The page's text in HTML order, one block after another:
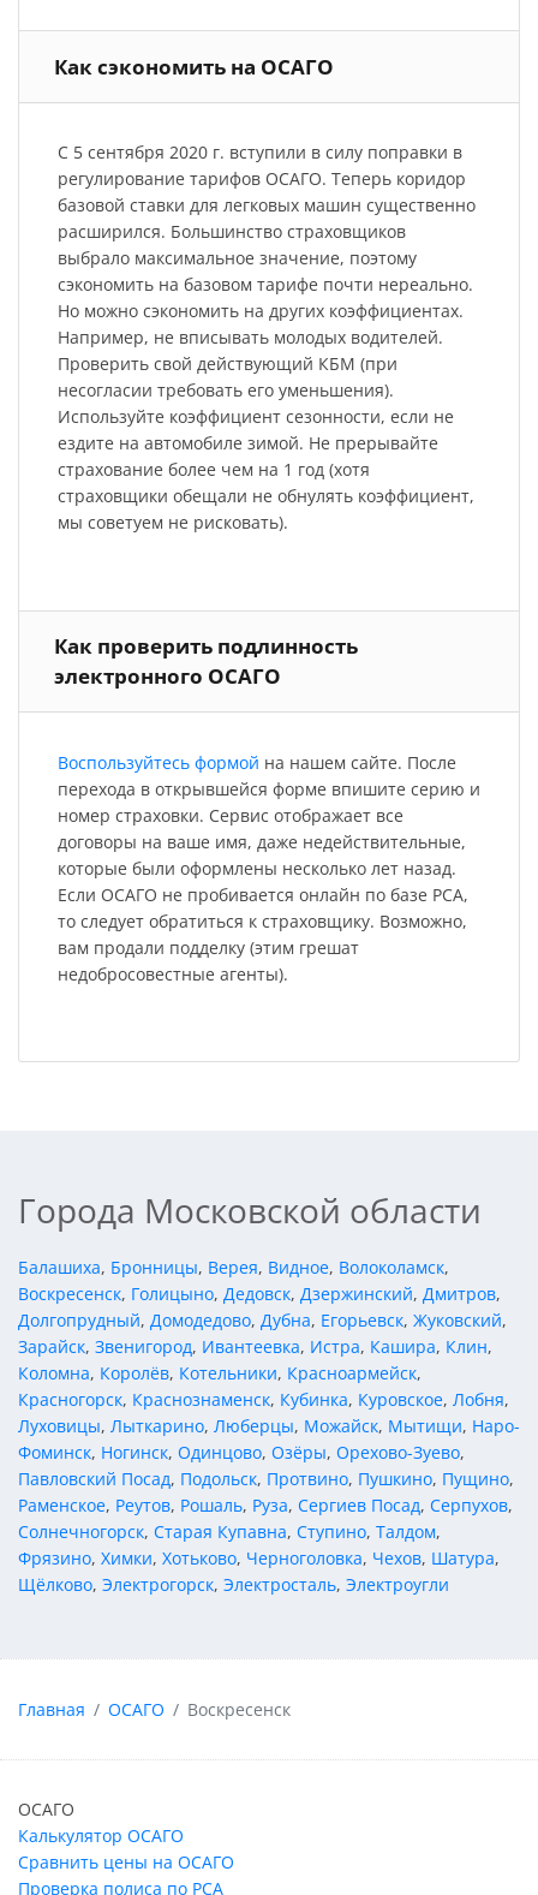
Как сэкономить на ОСАГО
С 5 сентября 2020 г. вступили в силу поправки в
регулирование тарифов ОСАГО. Теперь коридор
базовой ставки для легковых машин существенно
расширился. Большинство страховщиков
выбрало максимальное значение, поэтому
сэкономить на базовом тарифе почти нереально.
Но можно сэкономить на других коэффициентах.
Например, не вписывать молодых водителей.
Проверить свой действующий КБМ (при
несогласии требовать его уменьшения).
Используйте коэффициент сезонности, если не
ездите на автомобиле зимой. Не прерывайте
страхование более чем на 1 год (хотя
страховщики обещали не обнулять коэффициент,
мы советуем не рисковать).
Как проверить подлинность
электронного ОСАГО
Воспользуйтесь формой на нашем сайте. После
перехода в открывшейся форме впишите серию и
номер страховки. Сервис отображает все
договоры на ваше имя, даже недействительные,
которые были оформлены несколько лет назад.
Если ОСАГО не пробивается онлайн по базе РСА,
то следует обратиться к страховщику. Возможно,
вам продали подделку (этим грешат
недобросовестные агенты).
Города Московской области
Балашиха, Бронницы, Верея, Видное, Волоколамск,
Воскресенск, Голицыно, Дедовск, Дзержинский, Дмитров,
Долгопрудный, Домодедово, Дубна, Егорьевск, Жуковский,
Зарайск, Звенигород, Ивантеевка, Истра, Кашира, Клин,
Коломна, Королёв, Котельники, Красноармейск,
Красногорск, Краснознаменск, Кубинка, Куровское, Лобня,
Луховицы, Лыткарино, Люберцы, Можайск, Мытищи, Наро-
Фоминск, Ногинск, Одинцово, Озёры, Орехово-Зуево,
Павловский Посад, Подольск, Протвино, Пушкино, Пущино,
Раменское, Реутов, Рошаль, Руза, Сергиев Посад, Серпухов,
Солнечногорск, Старая Купавна, Ступино, Талдом,
Фрязино, Химки, Хотьково, Черноголовка, Чехов, Шатура,
Щёлково, Электрогорск, Электросталь, Электроугли
Главная ОСАГО Воскресенск
ОСАГО
Калькулятор ОСАГО
Сравнить цены на ОСАГО
Проверка полиса по РСА